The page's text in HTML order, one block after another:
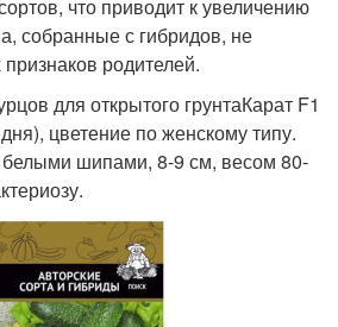
что приводит к увеличению
собранные с гибридов, не
родителей.
для открытого грунтаКарат F1
цветение по женскому типу.
белыми шипами, 8-9 см, весом 80-